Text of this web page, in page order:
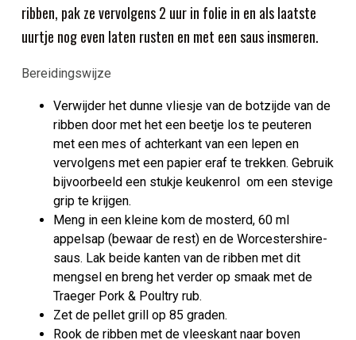
ribben, pak ze vervolgens 2 uur in folie in en als laatste
uurtje nog even laten rusten en met een saus insmeren.
Bereidingswijze
Verwijder het dunne vliesje van de botzijde van de
ribben door met het een beetje los te peuteren
met een mes of achterkant van een lepen en
vervolgens met een papier eraf te trekken. Gebruik
bijvoorbeeld een stukje keukenrol om een ​​stevige
grip te krijgen.
Meng in een kleine kom de mosterd, 60 ml
appelsap (bewaar de rest) en de Worcestershire-
saus. Lak beide kanten van de ribben met dit
mengsel en breng het verder op smaak met de
Traeger Pork & Poultry rub.
Zet de pellet grill op 85 graden.
Rook de ribben met de vleeskant naar boven